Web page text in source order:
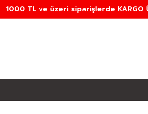
1000 TL ve üzeri siparişlerde KARGO